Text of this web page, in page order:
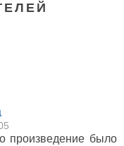
произведение было